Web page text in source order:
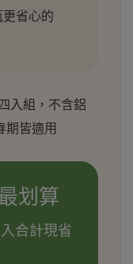
省心的
划算
合計現省